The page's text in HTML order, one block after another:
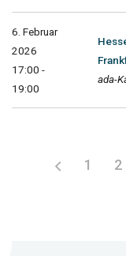
6. Februar
2026
17:00 -
19:00
ada-
1 2